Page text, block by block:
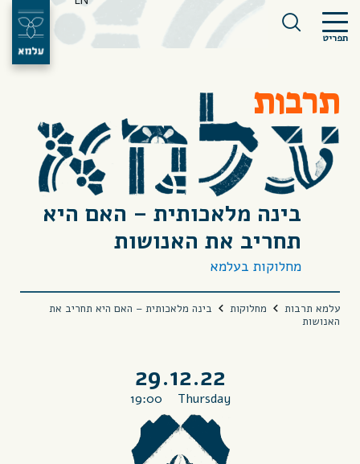
תפריט
תרבות
בינה מלאכותית – האם היא
תחריב את האנושות
מחלוקות בעלמא
עלמא תרבות מחלוקות
בינה מלאכותית – האם היא תחריב את
האנושות
29.12.22
Thursday
19:00